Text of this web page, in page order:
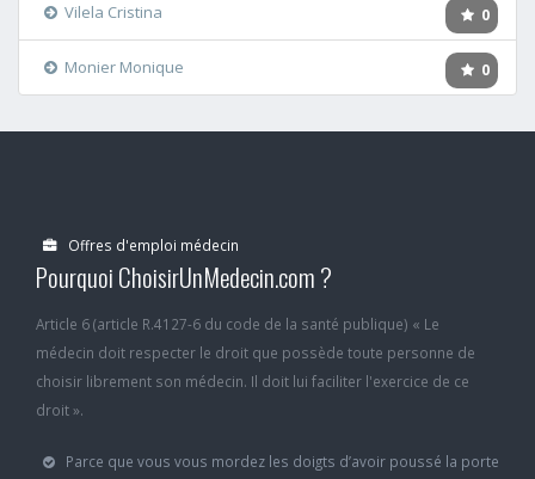
0
Vilela Cristina
0
Monier Monique
Offres d'emploi médecin
Pourquoi ChoisirUnMedecin.com ?
Article 6 (article R.4127-6 du code de la santé publique) « Le
médecin doit respecter le droit que possède toute personne de
choisir librement son médecin. Il doit lui faciliter l'exercice de ce
droit ».
Parce que vous vous mordez les doigts d’avoir poussé la porte